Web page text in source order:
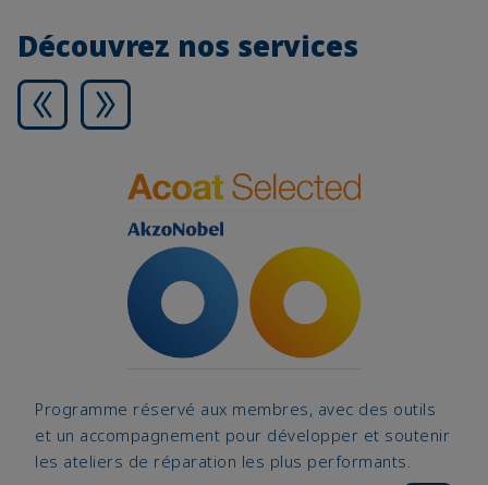
Découvrez nos services
Programme réservé aux membres, avec des outils
et un accompagnement pour développer et soutenir
les ateliers de réparation les plus performants.